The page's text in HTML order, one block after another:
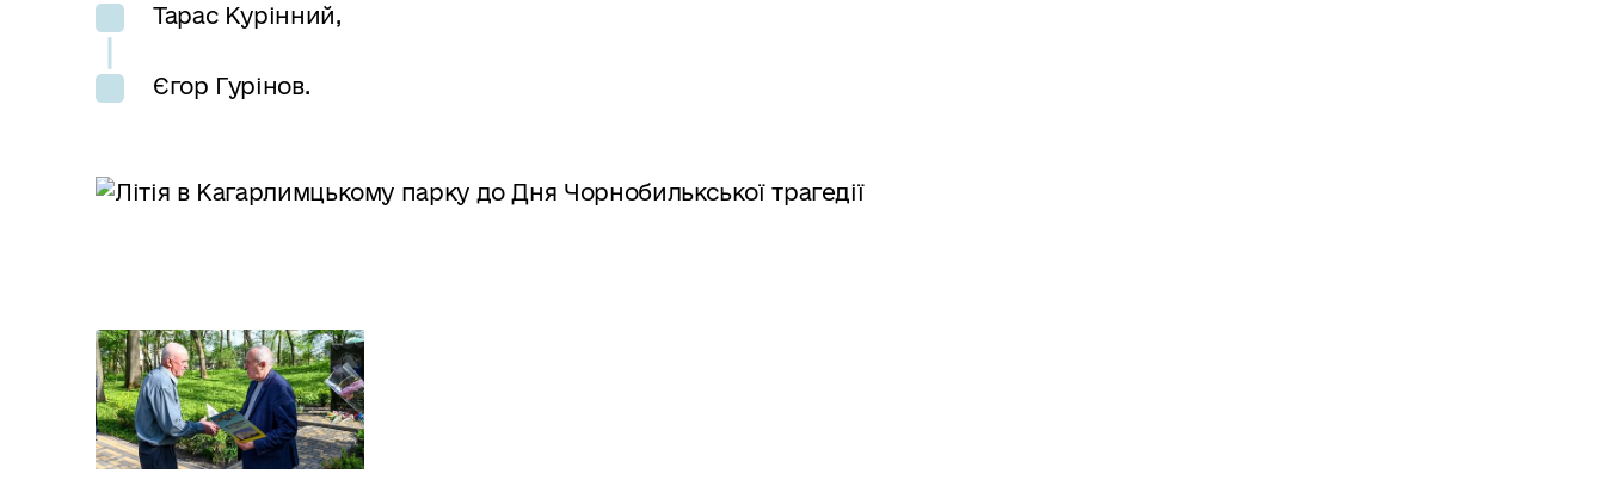
Тарас Курінний,
Єгор Гурінов.